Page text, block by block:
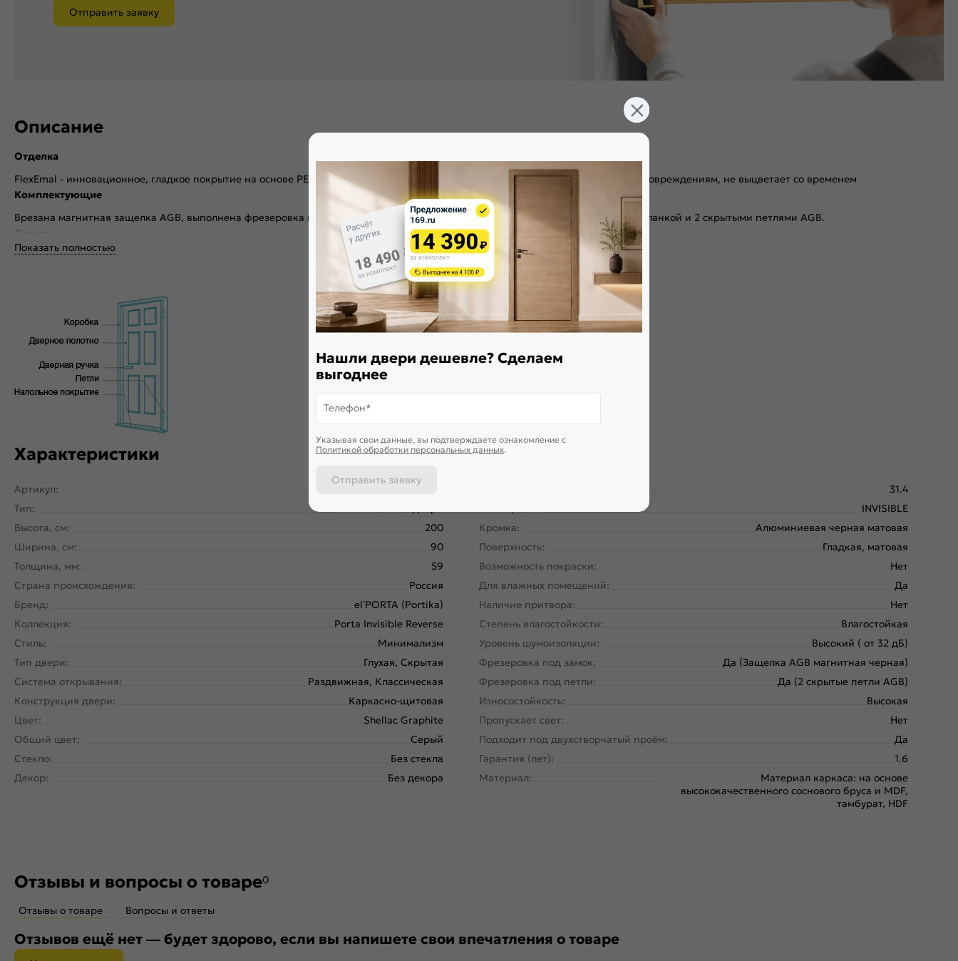
Отправить заявку
Описание
Отделка
FlexEmal - инновационное, гладкое покрытие на основе PET (Южная Корея), превосходящее эмаль. Экологично, устойчиво к повреждениям, не выцветает со временем
Комплектующие
Врезана магнитная защелка AGB, выполнена фрезеровка под 2 скрытые петли. Дверная коробка укомплектована ответной планкой и 2 скрытыми петлями AGB.
Стекло
Без стекла
Дверь скрытого монтажа с внутреннем открыванием. Щитовая дверь высокой прочности, которую обеспечивает жесткий тамбурат с малым размером ячейки и плита HDF. Используем
PUR-клея необратимой полимеризации. По периметру двери установлена алюминиевая кромка в цвете Черный
Показать полностью
Характеристики
Артикул:
58190-10880
Тип:
Высота, см:
200
Ширина, см:
90
Толщина, мм:
59
Страна происхождения:
Россия
Бренд:
el’PORTA (Portika)
Коллекция:
Porta Invisible Reverse
Стиль:
Минимализм
Тип двери:
Глухая, Скрытая
Система открывания:
Раздвижная, Классическая
Конструкция двери:
Каркасно-щитовая
Цвет:
Shellac Graphite
Общий цвет:
Серый
Стекло:
Без стекла
Декор:
Без декора
31.4
INVISIBLE
Кромка:
Алюминиевая черная матовая
Поверхность:
Гладкая, матовая
Возможность покраски:
Нет
Для влажных помещений:
Да
Наличие притвора:
Нет
Степень влагостойкости:
Влагостойкая
Уровень шумоизоляции:
Высокий ( от 32 дБ)
Фрезеровка под замок:
Да (Защелка AGB магнитная черная)
Фрезеровка под петли:
Да (2 скрытые петли AGB)
Износостойкость:
Высокая
Пропускает свет:
Нет
Подходит под двухстворчатый проём:
Да
Гарантия (лет):
1.6
Материал:
Материал каркаса: на основе
высококачественного соснового бруса и MDF,
тамбурат, HDF
Отзывы и вопросы о товаре0
Отзывы о товаре Вопросы и ответы
Отзывов ещё нет — будет здорово, если вы напишете свои впечатления о товаре
Нашли двери дешевле? Сделаем
выгоднее
Телефон*
Указывая свои данные, вы подтверждаете ознакомление c
Политикой обработки персональных данных.
Отправить заявку